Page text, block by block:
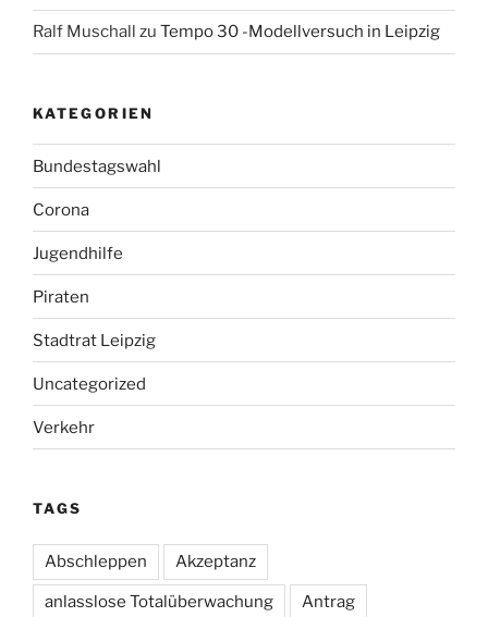
Ralf Muschall zu Tempo 30 -Modellversuch in Leipzig
KATEGORIEN
Bundestagswahl
Corona
Jugendhilfe
Piraten
Stadtrat Leipzig
Uncategorized
Verkehr
TAGS
Abschleppen Akzeptanz
anlasslose Totalüberwachung Antrag